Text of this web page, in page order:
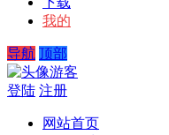
我的
导航 顶部
游客
登陆 注册
网站首页